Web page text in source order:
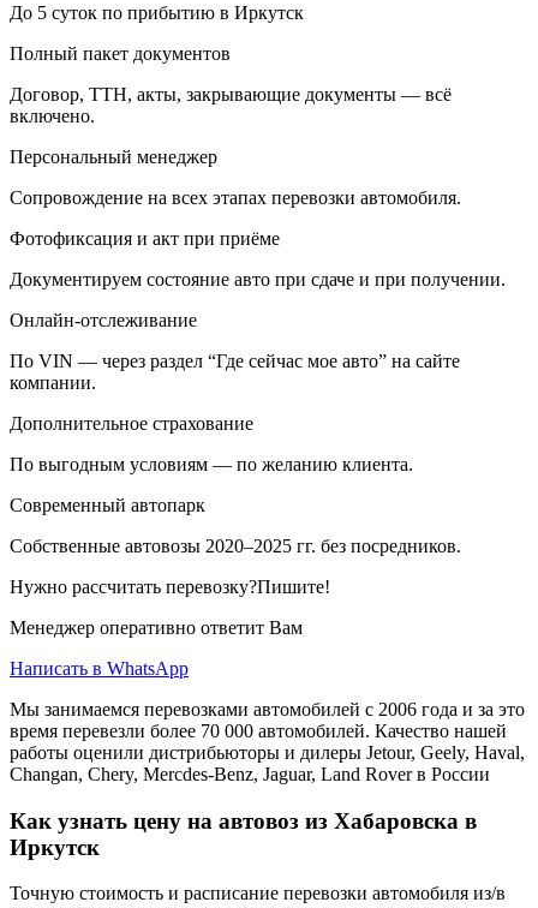
До 5 суток по прибытию в Иркутск
Полный пакет документов
Договор, ТТН, акты, закрывающие документы — всё
включено.
Персональный менеджер
Сопровождение на всех этапах перевозки автомобиля.
Фотофиксация и акт при приёме
Документируем состояние авто при сдаче и при получении.
Онлайн-отслеживание
По VIN — через раздел “Где сейчас мое авто” на сайте
компании.
Дополнительное страхование
По выгодным условиям — по желанию клиента.
Современный автопарк
Собственные автовозы 2020–2025 гг. без посредников.
Нужно рассчитать перевозку?Пишите!
Менеджер оперативно ответит Вам
Написать в WhatsApp
Мы занимаемся перевозками автомобилей с 2006 года и за это
время перевезли более 70 000 автомобилей. Качество нашей
работы оценили дистрибьюторы и дилеры Jetour, Geely, Haval,
Changan, Chery, Mercdes-Benz, Jaguar, Land Rover в России
Как узнать цену на автовоз из Хабаровска в
Иркутск
Точную стоимость и расписание перевозки автомобиля из/в